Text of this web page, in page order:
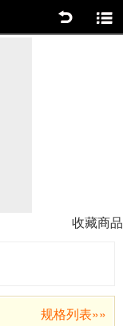
收藏商品
规格列表»»